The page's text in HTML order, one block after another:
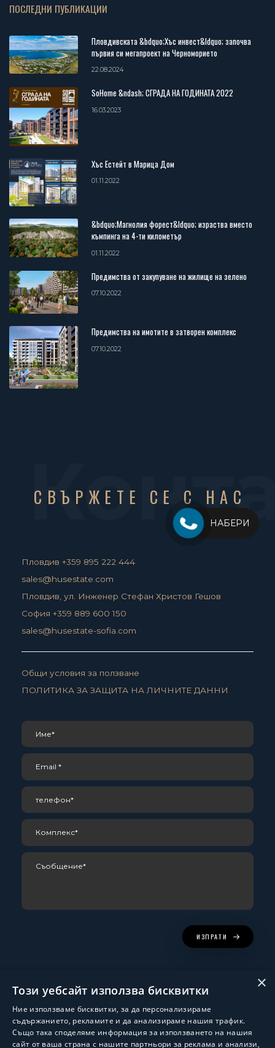
ПОСЛЕДНИ ПУБЛИКАЦИИ
Пловдивската &bdquo;Хъс инвест&ldquo; започва
първия си мегапроект на Черноморието
22.08.2024
SoHome &ndash; СГРАДА НА ГОДИНАТА 2022
16.03.2023
Хъс Естейт в Марица Дом
01.11.2022
&bdquo;Магнолия форест&ldquo; израства вместо
къмпинга на 4-ти километър
01.11.2022
Предимства от закупуване на жилище на зелено
07.10.2022
Предимства на имотите в затворен комплекс
07.10.2022
СВЪРЖЕТЕ СЕ С НАС
Пловдив +359 895 222 444
sales@husestate.com
Пловдив, ул. Инженер Стефан Христов Гешов
София +359 889 600 150
sales@husestate-sofia.com
Общи условия за ползване
ПОЛИТИКА ЗА ЗАЩИТА НА ЛИЧНИТЕ ДАННИ
ИЗПРАТИ
НАБЕРИ
×
Този уебсайт използва бисквитки
Ние използваме бисквитки, за да персонализираме
съдържанието, рекламите и да анализираме нашия трафик.
Също така споделяме информация за използването на нашия
сайт от ваша страна с нашите партньори за реклама и анализи,